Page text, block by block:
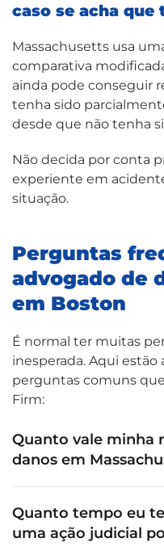
caso se acha
Massachusetts usa
comparativa
ainda pode conseguir
tenha sido
desde que não tenha
Não decida por conta
experiente em
situação.
Perguntas
advogado de
em Boston
É normal ter muitas
inesperada. Aqui estão
perguntas comuns
Firm:
Quanto vale minha
danos em
Quanto tempo eu
uma ação judicial